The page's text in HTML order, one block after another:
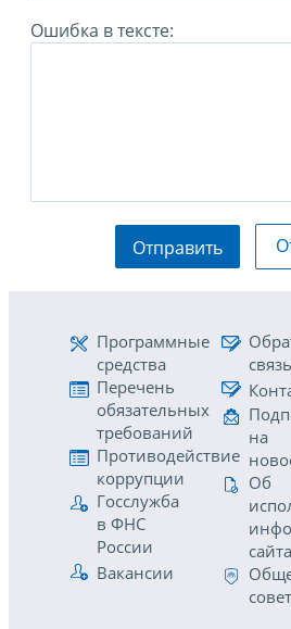
Ошибка в тексте:
Отправить
Программные
средства
Перечень
обязательных
требований
Противодействие
коррупции
Госслужба
в ФНС
России
Вакансии
связь
на
Об
сайта
совет